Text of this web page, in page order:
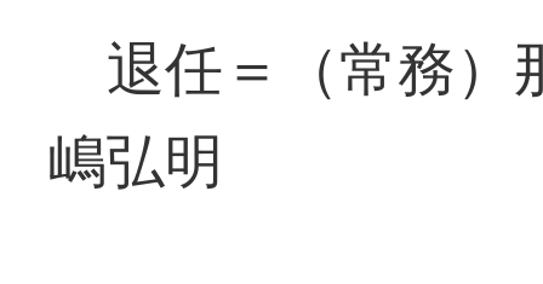
退任＝（常務）
嶋弘明